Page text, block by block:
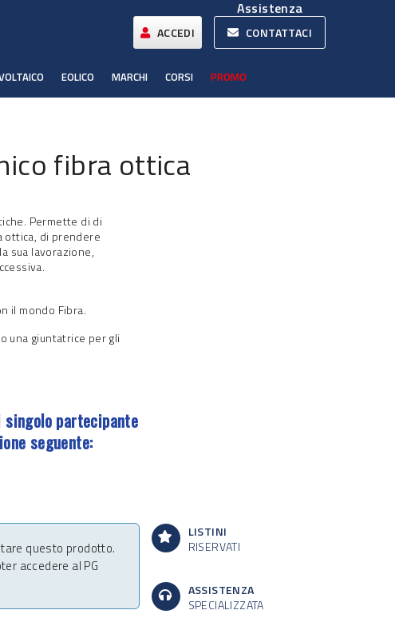
Assistenza
CONTATTACI
ACCEDI
EOLICO MARCHI CORSI PROMO
fibra ottica
Permette di di
ottica, di prendere
sua lavorazione,
il mondo Fibra.
una giuntatrice per gli
partecipante
seguente:
questo prodotto.
accedere al PG
LISTINI
RISERVATI
ASSISTENZA
SPECIALIZZATA